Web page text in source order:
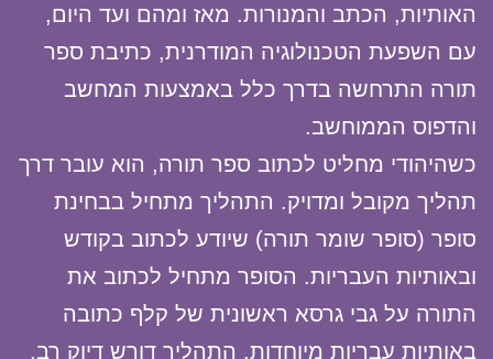
האותיות, הכתב והמנורות. מאז ומהם ועד היום,
עם השפעת הטכנולוגיה המודרנית, כתיבת ספר
תורה התרחשה בדרך כלל באמצעות המחשב
והדפוס הממוחשב.
כשהיהודי מחליט לכתוב ספר תורה, הוא עובר דרך
תהליך מקובל ומדויק. התהליך מתחיל בבחינת
סופר (סופר שומר תורה) שיודע לכתוב בקודש
ובאותיות העבריות. הסופר מתחיל לכתוב את
התורה על גבי גרסא ראשונית של קלף כתובה
באותיות עבריות מיוחדות. התהליך דורש דיוק רב,